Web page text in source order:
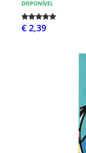
DISPONÍVEL
€ 2,39